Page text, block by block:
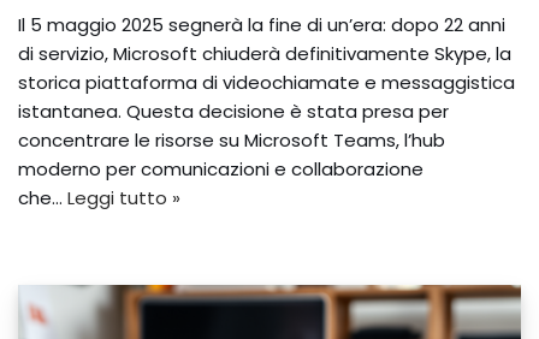
Il 5 maggio 2025 segnerà la fine di un’era: dopo 22 anni
di servizio, Microsoft chiuderà definitivamente Skype, la
storica piattaforma di videochiamate e messaggistica
istantanea. Questa decisione è stata presa per
concentrare le risorse su Microsoft Teams, l’hub
moderno per comunicazioni e collaborazione
che… Leggi tutto »